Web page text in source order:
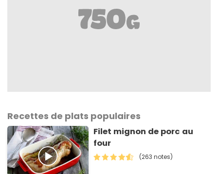
Recettes de plats populaires
Filet mignon de porc au
four
(263 notes)